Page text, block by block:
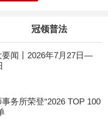
冠领普法
要闻丨2026年7月27日—
务所荣登“2026 TOP 100